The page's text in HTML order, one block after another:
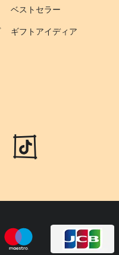
ベストセラー
ギフトアイディア